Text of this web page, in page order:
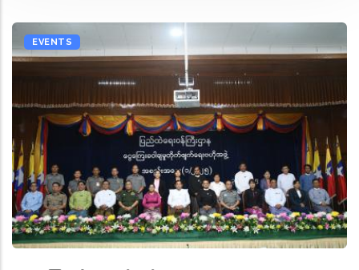
EVENTS